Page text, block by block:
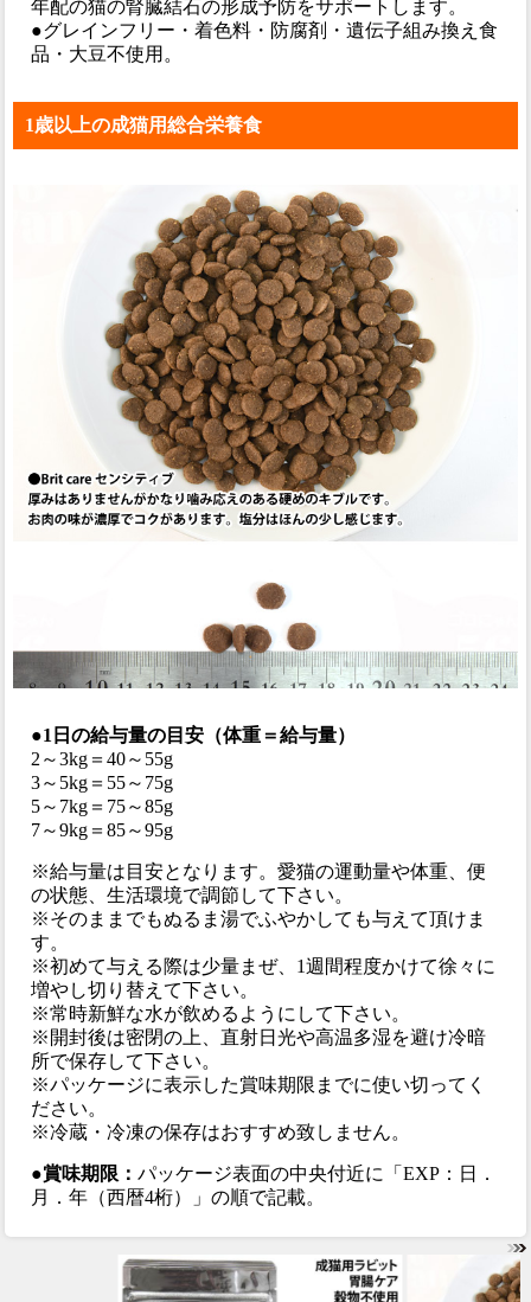
年配の猫の腎臓結石の形成予防をサポートします。
●グレインフリー・着色料・防腐剤・遺伝子組み換え食
品・大豆不使用。
1歳以上の成猫用総合栄養食
●1日の給与量の目安（体重＝給与量）
2～3kg＝40～55g
3～5kg＝55～75g
5～7kg＝75～85g
7～9kg＝85～95g
※給与量は目安となります。愛猫の運動量や体重、便
の状態、生活環境で調節して下さい。
※そのままでもぬるま湯でふやかしても与えて頂けま
す。
※初めて与える際は少量まぜ、1週間程度かけて徐々に
増やし切り替えて下さい。
※常時新鮮な水が飲めるようにして下さい。
※開封後は密閉の上、直射日光や高温多湿を避け冷暗
所で保存して下さい。
※パッケージに表示した賞味期限までに使い切ってく
ださい。
※冷蔵・冷凍の保存はおすすめ致しません。
●賞味期限：パッケージ表面の中央付近に「EXP：日．
月．年（西暦4桁）」の順で記載。